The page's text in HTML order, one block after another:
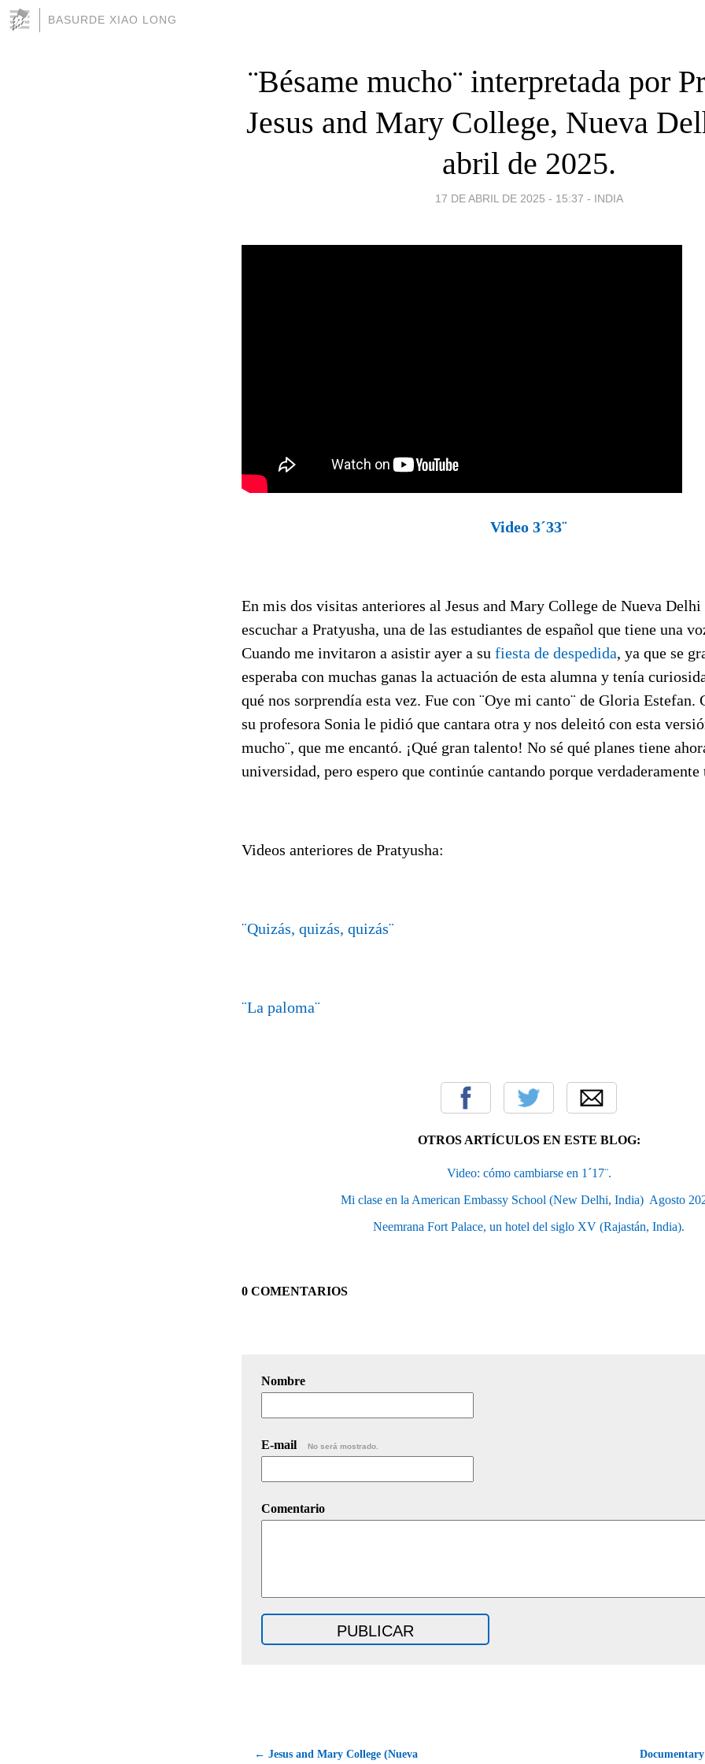
BASURDE XIAO LONG
¨Bésame mucho¨ interpretada por
Jesus and Mary College, Nueva
abril de 2025.
17 DE ABRIL DE 2025 - 15:37 - INDIA
Video 3´33¨
En mis dos visitas anteriores al Jesus and Mary College de Nueva
escuchar a Pratyusha, una de las estudiantes de español que tiene una
Cuando me invitaron a asistir ayer a su fiesta de despedida, ya que se
esperaba con muchas ganas la actuación de esta alumna y tenía
qué nos sorprendía esta vez. Fue con ¨Oye mi canto¨ de Gloria Estefan.
su profesora Sonia le pidió que cantara otra y nos deleitó con esta
mucho¨, que me encantó. ¡Qué gran talento! No sé qué planes tiene
universidad, pero espero que continúe cantando porque verdaderamente
Videos anteriores de Pratyusha:
¨Quizás, quizás, quizás¨
¨La paloma¨
OTROS ARTÍCULOS EN ESTE BLOG:
Video: cómo cambiarse en 1´17¨.
Mi clase en la American Embassy School (New Delhi, India)  Agosto
Neemrana Fort Palace, un hotel del siglo XV (Rajastán, India).
0 COMENTARIOS
Nombre
E-mail No será mostrado.
Comentario
← Jesus and Mary College (Nueva